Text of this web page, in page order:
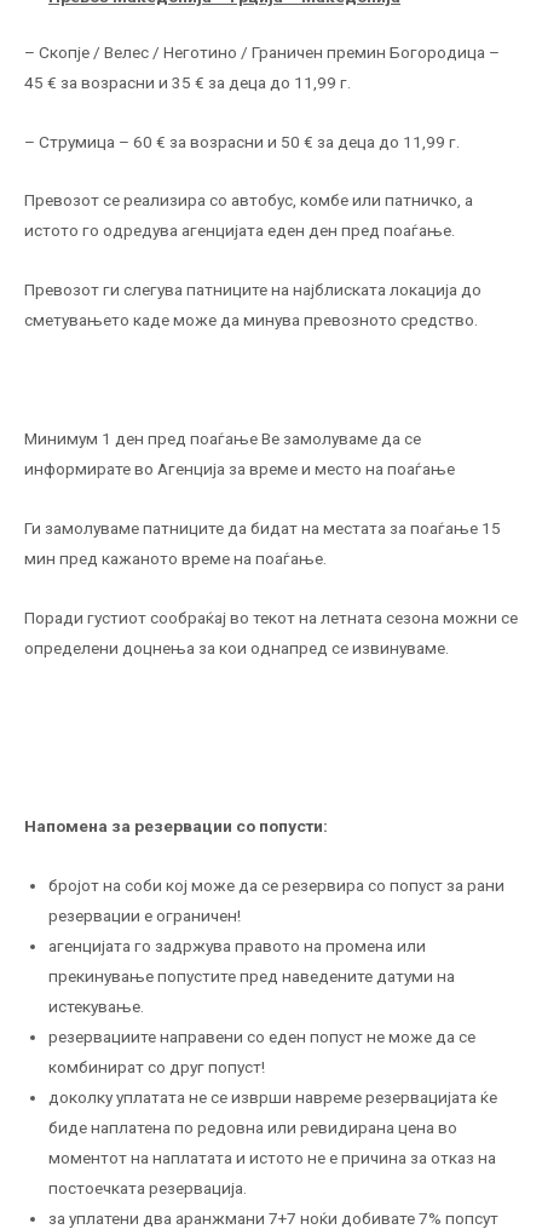
– Скопје / Велес / Неготино / Граничен премин Богородица –
45 € за возрасни и 35 € за деца до 11,99 г.
– Струмица – 60 € за возрасни и 50 € за деца до 11,99 г.
Превозот се реализира со автобус, комбе или патничко, а
истото го одредува агенцијата еден ден пред поаѓање.
Превозот ги слегува патниците на најблиската локација до
сметувањето каде може да минува превозното средство.
Минимум 1 ден пред поаѓање Ве замолуваме да се
информирате во Агенција за време и место на поаѓање
Ги замолуваме патниците да бидат на местата за поаѓање 15
мин пред кажаното време на поаѓање.
Поради густиот сообраќај во текот на летната сезона можни се
определени доцнења за кои однапред се извинуваме.
Напомена за резервации со попусти:
бројот на соби кој може да се резервира со попуст за рани
резервации е ограничен!
агенцијата го задржува правото на промена или
прекинување попустите пред наведените датуми на
истекување.
резервациите направени со еден попуст не може да се
комбинират со друг попуст!
доколку уплатата не се изврши навреме резервацијата ќе
биде наплатена по редовна или ревидирана цена во
моментот на наплатата и истото не е причина за отказ на
постоечката резервација.
за уплатени два аранжмани 7+7 ноќи добивате 7% попсут